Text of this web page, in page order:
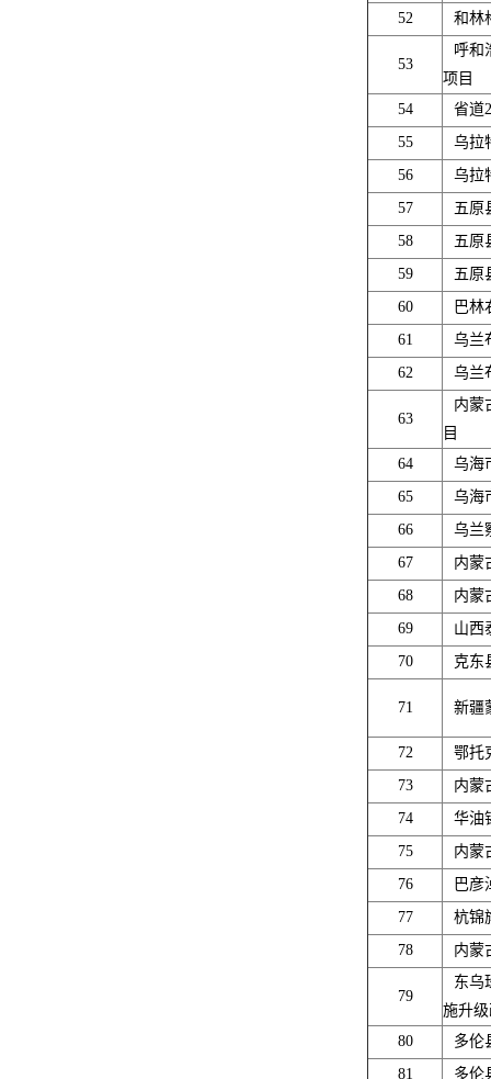
52
和林
53
呼和
项目
54
省道
55
乌拉
56
乌拉
57
五原
58
五原
59
五原
60
巴林
61
乌兰
62
乌兰
63
内蒙
目
64
乌海
65
乌海
66
乌兰
67
内蒙
68
内蒙
69
山西
70
克东
71 新疆
72
鄂托
73
内蒙
74
华油
75
内蒙
76
巴彦
77
杭锦
78
内蒙
79
东乌
施升级
80
多伦
81
多伦